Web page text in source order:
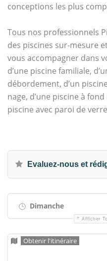
conceptions les plus
Tous nos professionnels
des piscines sur-mesure
vous accompagner dans
d’une piscine familiale,
débordement, d’un
nage, d’une piscine à
piscine avec paroi de
Evaluez-nous et
Dimanche
Afficher
Obtenir l'itinéraire